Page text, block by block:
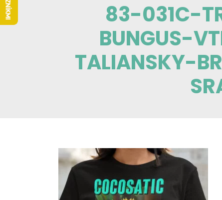
83-031C-
BUNGUS-
TALIANSKY-